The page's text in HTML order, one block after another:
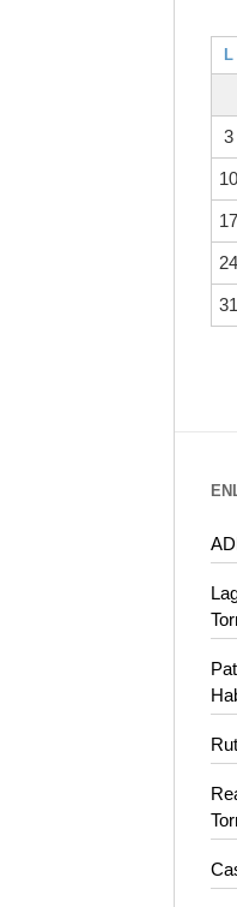
L
3
10
17
24
31